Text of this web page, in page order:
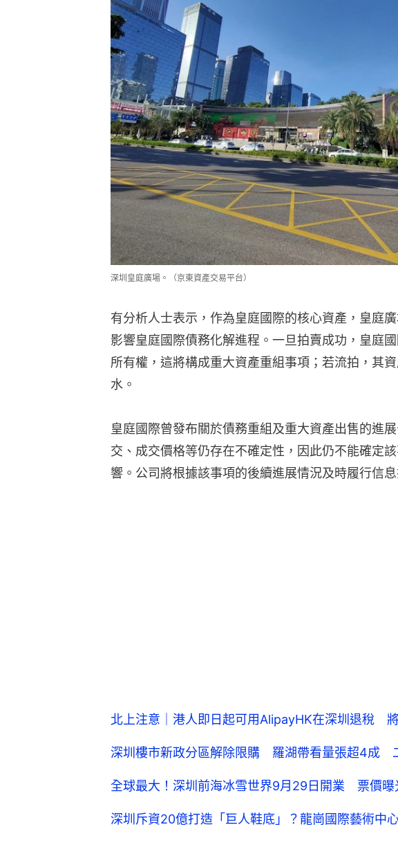
深圳皇庭廣場。（京東資產交易平台）
有分析人士表示，作為皇庭國際的核心資產，皇庭
影響皇庭國際債務化解進程。一旦拍賣成功，皇庭
所有權，這將構成重大資產重組事項；若流拍，其
水。
皇庭國際曾發布關於債務重組及重大資產出售的進
交、成交價格等仍存在不確定性，因此仍不能確定
響。公司將根據該事項的後續進展情況及時履行信息
北上注意｜港人即日起可用AlipayHK在深圳退稅
深圳樓市新政分區解除限購 羅湖帶看量張超4成
全球最大！深圳前海冰雪世界9月29日開業 票價曝
深圳斥資20億打造「巨人鞋底」？龍崗國際藝術中